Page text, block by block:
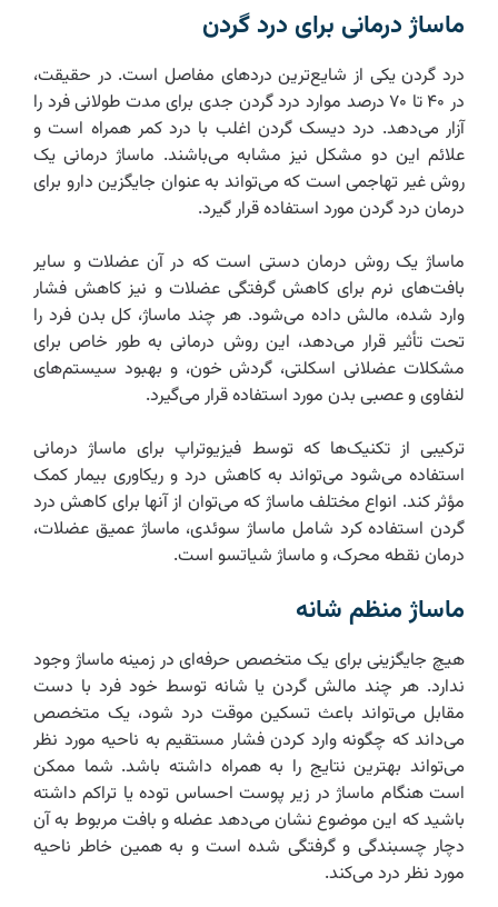
ماساژ درمانی برای درد گردن
درد گردن یکی از شایع‌ترین دردهای مفاصل است. در حقیقت،
در ۴۰ تا ۷۰ درصد موارد درد گردن جدی برای مدت طولانی فرد را
آزار می‌دهد. درد دیسک گردن اغلب با درد کمر همراه است و
علائم این دو مشکل نیز مشابه می‌باشند. ماساژ درمانی یک
روش غیر تهاجمی است که می‌تواند به عنوان جایگزین دارو برای
درمان درد گردن مورد استفاده قرار گیرد.
ماساژ یک روش درمان دستی است که در آن عضلات و سایر
بافت‌های نرم برای کاهش گرفتگی عضلات و نیز کاهش فشار
وارد شده، مالش داده می‌شود. هر چند ماساژ، کل بدن فرد را
تحت تأثیر قرار می‌دهد، این روش درمانی به طور خاص برای
مشکلات عضلانی اسکلتی، گردش خون، و بهبود سیستم‌های
لنفاوی و عصبی بدن مورد استفاده قرار می‌گیرد.
ترکیبی از تکنیک‌ها که توسط فیزیوتراپ برای ماساژ درمانی
استفاده می‌شود می‌تواند به کاهش درد و ریکاوری بیمار کمک
مؤثر کند. انواع مختلف ماساژ که می‌توان از آنها برای کاهش درد
گردن استفاده کرد شامل ماساژ سوئدی، ماساژ عمیق عضلات،
درمان نقطه محرک، و ماساژ شیاتسو است.
ماساژ منظم شانه
هیچ جایگزینی برای یک متخصص حرفه‌ای در زمینه ماساژ وجود
ندارد. هر چند مالش گردن یا شانه توسط خود فرد با دست
مقابل می‌تواند باعث تسکین موقت درد شود، یک متخصص
می‌داند که چگونه وارد کردن فشار مستقیم به ناحیه مورد نظر
می‌تواند بهترین نتایج را به همراه داشته باشد. شما ممکن
است هنگام ماساژ در زیر پوست احساس توده یا تراکم داشته
باشید که این موضوع نشان می‌دهد عضله و بافت مربوط به آن
دچار چسبندگی و گرفتگی شده است و به همین خاطر ناحیه
مورد نظر درد می‌کند.